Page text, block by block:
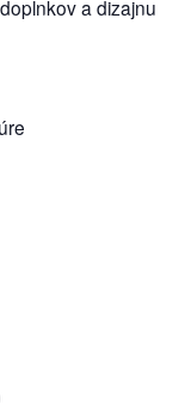
a dizajnu